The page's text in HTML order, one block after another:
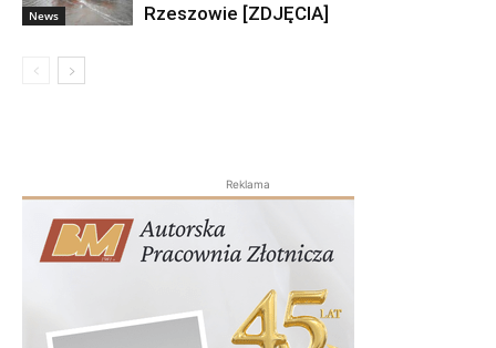
News
Rzeszowie [ZDJĘCIA]
Reklama